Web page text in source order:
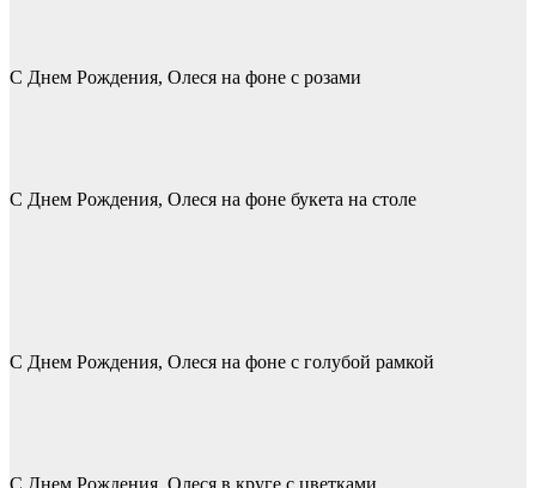
С Днем Рождения, Олеся на фоне с розами
С Днем Рождения, Олеся на фоне букета на столе
С Днем Рождения, Олеся на фоне с голубой рамкой